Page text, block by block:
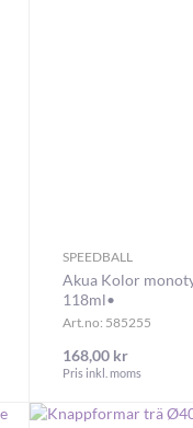
LÄGG I VARUKORGEN
SPEEDBALL
Akua Kolor
118ml•
Art.no: 585255
168,00 kr
Pris inkl. moms